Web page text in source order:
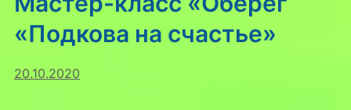
«Подкова на счастье»
20.10.2020